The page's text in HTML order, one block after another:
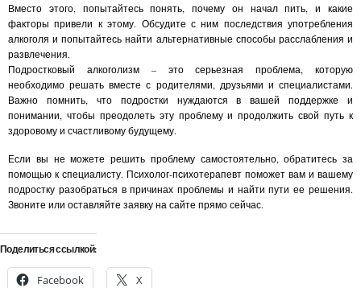
Вместо этого, попытайтесь понять, почему он начал пить, и какие
факторы привели к этому. Обсудите с ним последствия употребления
алкоголя и попытайтесь найти альтернативные способы расслабления и
развлечения.
Подростковый алкоголизм – это серьезная проблема, которую
необходимо решать вместе с родителями, друзьями и специалистами.
Важно помнить, что подростки нуждаются в вашей поддержке и
понимании, чтобы преодолеть эту проблему и продолжить свой путь к
здоровому и счастливому будущему.
Если вы не можете решить проблему самостоятельно, обратитесь за
помощью к специалисту. Психолог-психотерапевт поможет вам и вашему
подростку разобраться в причинах проблемы и найти пути ее решения.
Звоните или оставляйте заявку на сайте прямо сейчас.
Поделиться ссылкой:
Facebook X